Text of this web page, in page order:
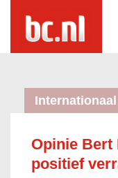
Opinie
positief